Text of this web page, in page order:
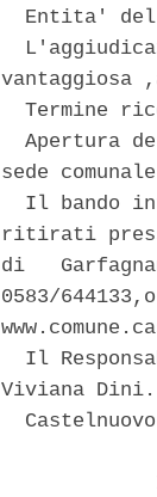
Entita'
Termine
Apertura
sede
Il bando
ritirati
di
0583/
Il
Viviana Dini.